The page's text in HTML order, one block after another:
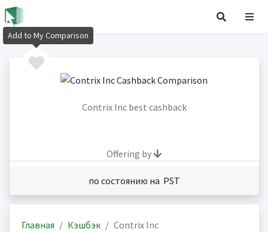
Contrix Inc best cashback
Offering by
по состоянию на PST
Главная Кэшбэк Contrix Inc
Add to My Comparison